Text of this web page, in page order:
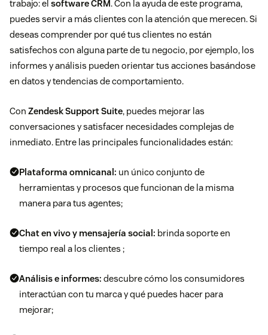
trabajo: el software CRM. Con la ayuda de este programa,
puedes servir a más clientes con la atención que merecen. Si
deseas comprender por qué tus clientes no están
satisfechos con alguna parte de tu negocio, por ejemplo, los
informes y análisis pueden orientar tus acciones basándose
en datos y tendencias de comportamiento.
Con Zendesk Support Suite, puedes mejorar las
conversaciones y satisfacer necesidades complejas de
inmediato. Entre las principales funcionalidades están:
Plataforma omnicanal: un único conjunto de
herramientas y procesos que funcionan de la misma
manera para tus agentes;
Chat en vivo y mensajería social: brinda soporte en
tiempo real a los clientes ;
Análisis e informes: descubre cómo los consumidores
interactúan con tu marca y qué puedes hacer para
mejorar;